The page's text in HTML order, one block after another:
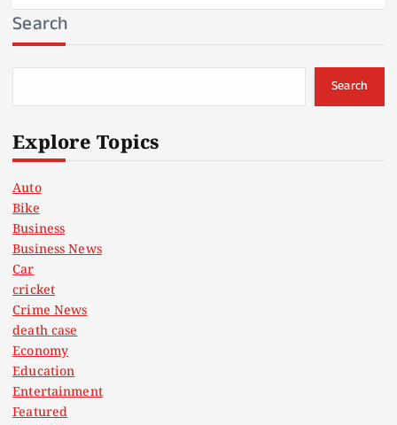
Search
Search
Explore Topics
Auto
Bike
Business
Business News
Car
cricket
Crime News
death case
Economy
Education
Entertainment
Featured